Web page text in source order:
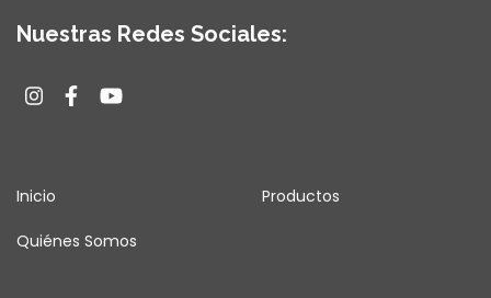
Nuestras Redes Sociales:
Inicio Productos
Quiénes Somos